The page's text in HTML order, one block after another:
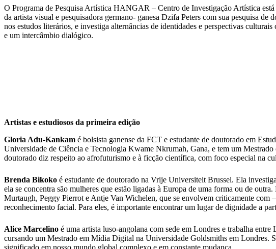
O Programa de Pesquisa Artística HANGAR – Centro de Investigação Artística
da artista visual e pesquisadora germano- ganesa Dzifa Peters com sua pesquisa
nos estudos literários, e investiga alternâncias de identidades e perspectivas
e um intercâmbio dialógico.
Artistas e estudiosos da primeira edição
Gloria Adu-Kankam é bolsista ganense da FCT e estudante de doutorado em
Universidade de Ciência e Tecnologia Kwame Nkrumah, Gana, e tem um
doutorado diz respeito ao afrofuturismo e à ficção científica, com foco especial na
Brenda Bikoko é estudante de doutorado na Vrije Universiteit Brussel. Ela
ela se concentra são mulheres que estão ligadas à Europa de uma forma ou de
Murtaugh, Peggy Pierrot e Antje Van Wichelen, que se envolvem criticamente com
reconhecimento facial. Para eles, é importante encontrar um lugar de dignidade a
Alice Marcelino é uma artista luso-angolana com sede em Londres e trabalha
cursando um Mestrado em Mídia Digital na Universidade Goldsmiths em Londres.